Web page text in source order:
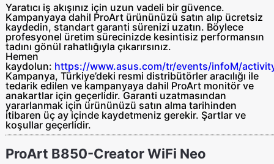
Yaratıcı iş akışınız için uzun vadeli bir güvence.
Kampanyaya dahil ProArt ürününüzü satın alıp ücretsiz
kaydedin, standart garanti sürenizi uzatın. Böylece
profesyonel üretim sürecinizde kesintisiz performansın
tadını gönül rahatlığıyla çıkarırsınız.
Hemen
kaydolun: https://www.asus.com/tr/events/infoM/
Kampanya, Türkiye’deki resmi distribütörler aracılığı ile
tedarik edilen ve kampanyaya dahil ProArt monitör ve
anakartlar için geçerlidir. Garanti uzatmasından
yararlanmak için ürününüzü satın alma tarihinden
itibaren üç ay içinde kaydetmeniz gerekir. Şartlar ve
koşullar geçerlidir.
ProArt B850-Creator WiFi Neo